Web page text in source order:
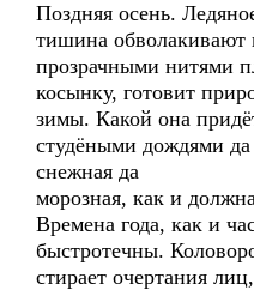
Поздняя осень.
тишина обволакивают
прозрачными нитями
косынку, готовит
зимы. Какой она
студёными дождями
снежная да
морозная, как и
Времена года, как и
быстротечны.
стирает очертания